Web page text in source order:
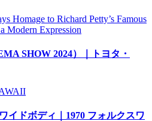
SHOW 2024）｜トヨタ・
イドボディ｜1970 フォルクスワ